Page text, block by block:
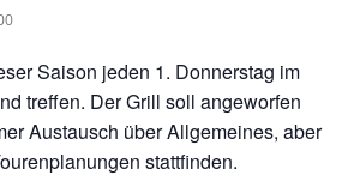
Saison jeden 1. Donnerstag im
treffen. Der Grill soll angeworfen
Austausch über Allgemeines, aber
stattfinden.